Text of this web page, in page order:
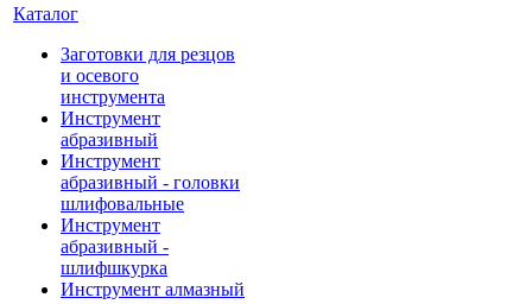
Каталог
Заготовки для резцов
и осевого
инструмента
Инструмент
абразивный
Инструмент
абразивный - головки
шлифовальные
Инструмент
абразивный -
шлифшкурка
Инструмент алмазный